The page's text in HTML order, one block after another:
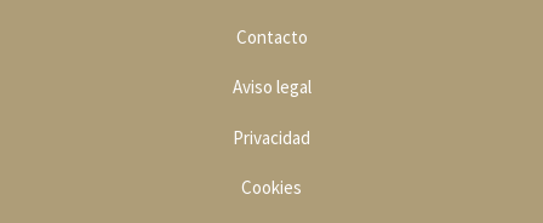
Contacto
Aviso legal
Privacidad
Cookies